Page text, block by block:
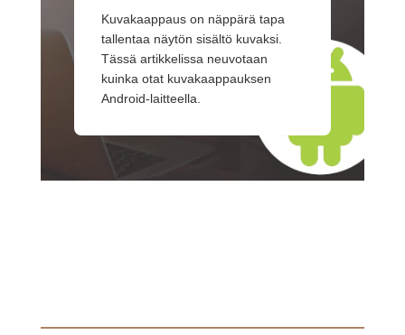
Kuvakaappaus on näppärä tapa
tallentaa näytön sisältö kuvaksi.
Tässä artikkelissa neuvotaan
kuinka otat kuvakaappauksen
Android-laitteella.